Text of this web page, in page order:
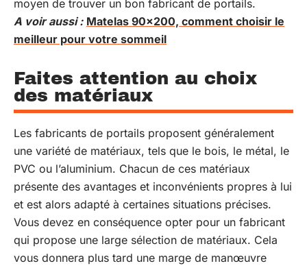
moyen de trouver un bon fabricant de portails.
A voir aussi : Matelas 90x200, comment choisir le
meilleur pour votre sommeil
Faites attention au choix
des matériaux
Les fabricants de portails proposent généralement
une variété de matériaux, tels que le bois, le métal, le
PVC ou l’aluminium. Chacun de ces matériaux
présente des avantages et inconvénients propres à lui
et est alors adapté à certaines situations précises.
Vous devez en conséquence opter pour un fabricant
qui propose une large sélection de matériaux. Cela
vous donnera plus tard une marge de manœuvre